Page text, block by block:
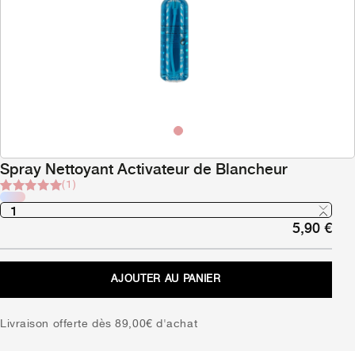
Spray Nettoyant Activateur de Blancheur
Noté5
sur 5
1
client
(1)
5,90€
AJOUTER AU PANIER
Livraison offerte dès 89,00€ d'achat